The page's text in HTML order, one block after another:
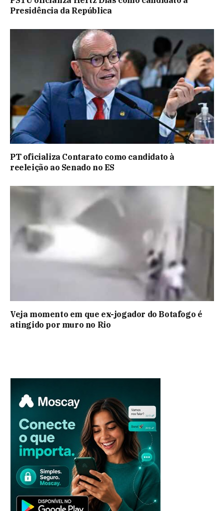
Presidência da República
PT oficializa Contarato como candidato à
reeleição ao Senado no ES
Veja momento em que ex-jogador do Botafogo é
atingido por muro no Rio